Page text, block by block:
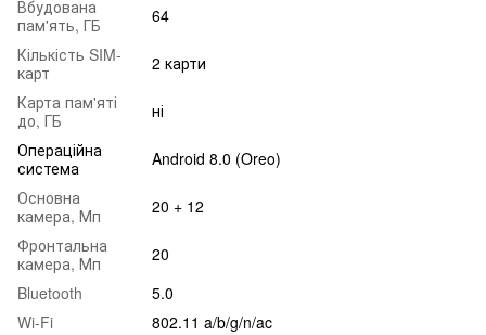
Вбудована
пам'ять, ГБ
64
Кількість SIM-
карт
2 карти
Карта пам'яті
до, ГБ
ні
Операційна
система
Android 8.0 (Oreo)
Основна
камера, Мп
20 + 12
Фронтальна
камера, Мп
20
Bluetooth
5.0
Wi-Fi
802.11 a/b/g/n/ac